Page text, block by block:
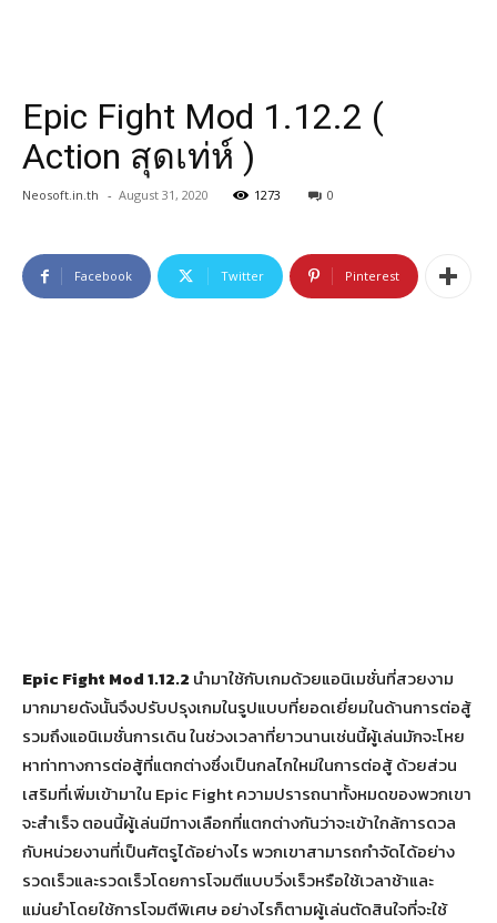
Epic Fight Mod 1.12.2 (
Action สุดเท่ห์ )
Neosoft.in.th - August 31, 2020 1273 0
Facebook Twitter Pinterest
Epic Fight Mod 1.12.2 นำมาใช้กับเกมด้วยแอนิเมชั่นที่สวยงาม
มากมายดังนั้นจึงปรับปรุงเกมในรูปแบบที่ยอดเยี่ยมในด้านการต่อสู้
รวมถึงแอนิเมชั่นการเดิน ในช่วงเวลาที่ยาวนานเช่นนี้ผู้เล่นมักจะโหย
หาท่าทางการต่อสู้ที่แตกต่างซึ่งเป็นกลไกใหม่ในการต่อสู้ ด้วยส่วน
เสริมที่เพิ่มเข้ามาใน Epic Fight ความปรารถนาทั้งหมดของพวกเขา
จะสำเร็จ ตอนนี้ผู้เล่นมีทางเลือกที่แตกต่างกันว่าจะเข้าใกล้การดวล
กับหน่วยงานที่เป็นศัตรูได้อย่างไร พวกเขาสามารถกำจัดได้อย่าง
รวดเร็วและรวดเร็วโดยการโจมตีแบบวิ่งเร็วหรือใช้เวลาช้าและ
แม่นยำโดยใช้การโจมตีพิเศษ อย่างไรก็ตามผู้เล่นตัดสินใจที่จะใช้